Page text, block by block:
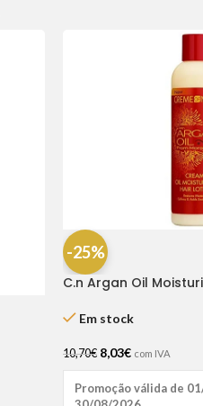
-25%
C.n Argan Oil
Em stock
10,70€ 8,03€ com IVA
Promoção válida de